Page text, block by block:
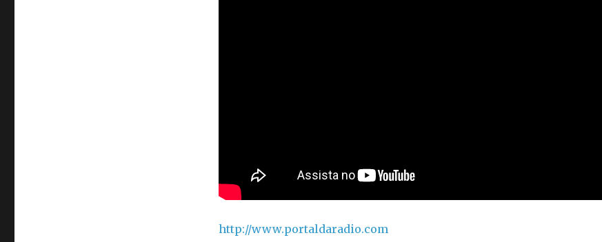
http://www.portaldaradio.com